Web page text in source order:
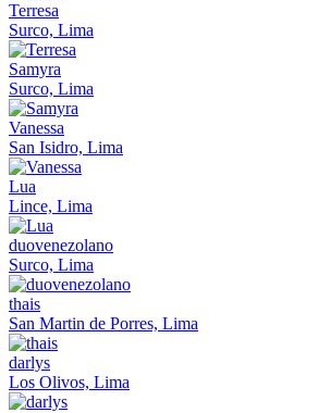
Terresa
Surco, Lima
Samyra
Surco, Lima
Vanessa
San Isidro, Lima
Lua
Lince, Lima
duovenezolano
Surco, Lima
thais
San Martin de Porres, Lima
darlys
Los Olivos, Lima